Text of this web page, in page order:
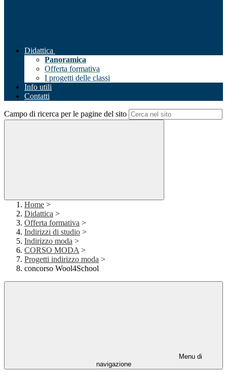
Didattica
Panoramica
Offerta formativa
I progetti delle classi
Info utili
Contatti
Campo di ricerca per le pagine del sito
Home >
Didattica >
Offerta formativa >
Indirizzi di studio >
Indirizzo moda >
CORSO MODA >
Progetti indirizzo moda >
concorso Wool4School
Menu di
navigazione